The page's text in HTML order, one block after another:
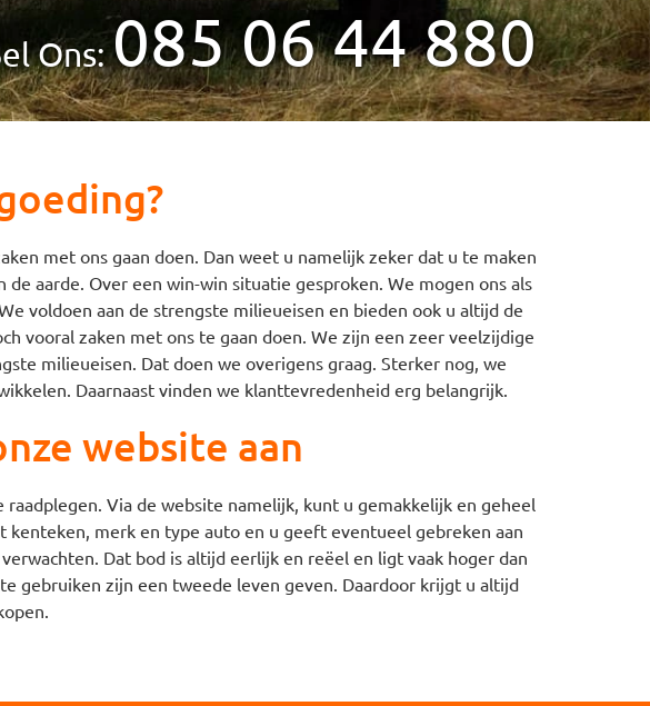
Ons:085 06 44 880
met ons gaan doen. Dan weet u namelijk zeker dat u te maken
aarde. Over een win-win situatie gesproken. We mogen ons als
voldoen aan de strengste milieueisen en bieden ook u altijd de
vooral zaken met ons te gaan doen. We zijn een zeer veelzijdige
milieueisen. Dat doen we overigens graag. Sterker nog, we
Daarnaast vinden we klanttevredenheid erg belangrijk.
website aan
Via de website namelijk, kunt u gemakkelijk en geheel
merk en type auto en u geeft eventueel gebreken aan
Dat bod is altijd eerlijk en reëel en ligt vaak hoger dan
gebruiken zijn een tweede leven geven. Daardoor krijgt u altijd